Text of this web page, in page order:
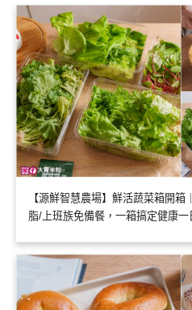
【源鮮智慧農場】鮮活蔬菜箱開
脂/上班族免備餐，一箱搞定健康一